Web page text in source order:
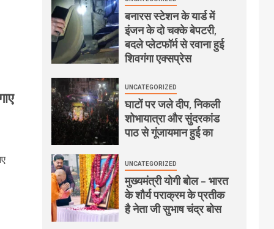
बनारस स्टेशन के यार्ड में
इंजन के दो चक्के बेपटरी,
बदले प्लेटफॉर्म से रवाना हुई
शिवगंगा एक्सप्रेस
UNCATEGORIZED
घाटों पर जले दीप, निकली
शोभायात्रा और सुंदरकांड
पाठ से गूंजायमान हुई का
UNCATEGORIZED
मुख्यमंत्री योगी बोल – भारत
के शौर्य पराक्रम के प्रतीक
है नेता जी सुभाष चंद्र बोस